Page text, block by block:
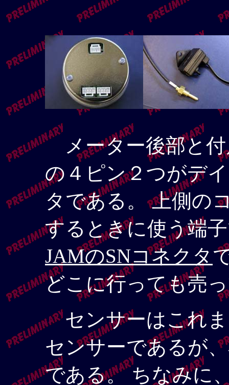
メーター後部と付
の４ピン２つがデ
タである。 上側の
するときに使う端
JAMのSNコネクタ
どこに行っても売
センサーはこれま
センサーであるが
である。 ちなみに